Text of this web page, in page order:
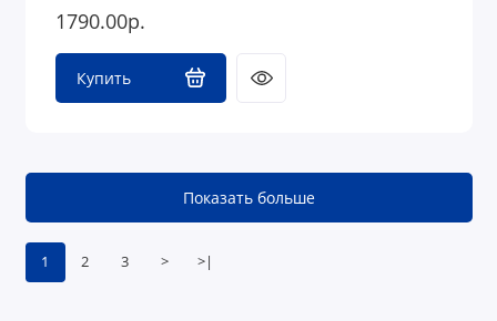
1790.00р.
Купить
1 2 3 > >|
Показать больше